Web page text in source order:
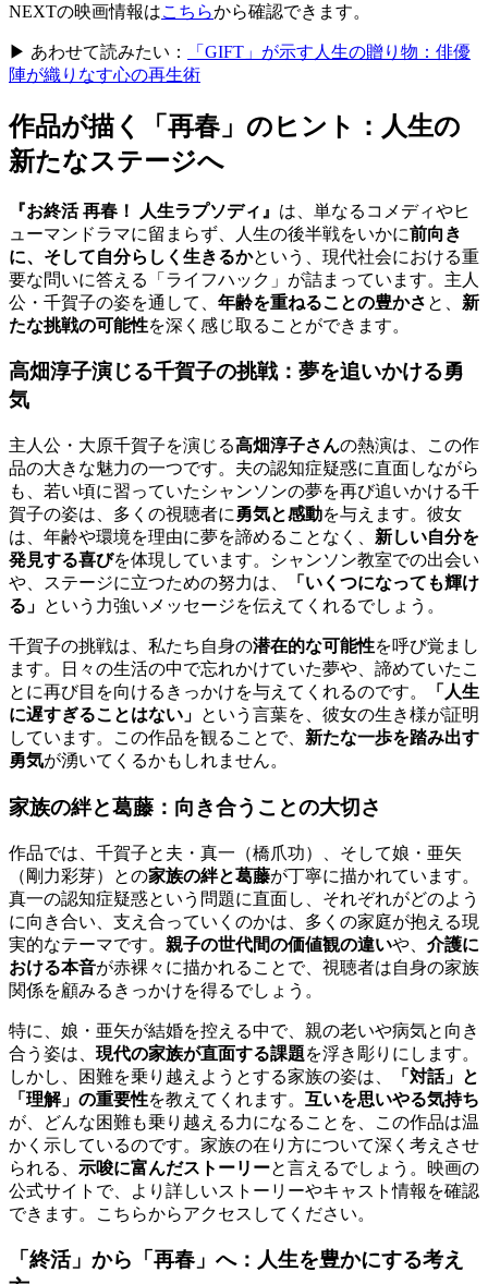
NEXTの映画情報はこちらから確認できます。
▶ あわせて読みたい：
「GIFT」が示す人生の贈り物：俳優
陣が織りなす心の再生術
作品が描く「再春」のヒント：人生の
新たなステージへ
『お終活 再春！ 人生ラプソディ』 は、単なるコメディやヒ
ューマンドラマに留まらず、人生の後半戦をいかに前向き
に、そして自分らしく生きるかという、現代社会における重
要な問いに答える「ライフハック」が詰まっています。主人
公・千賀子の姿を通して、 年齢を重ねることの豊かさ と、 新
たな挑戦の可能性を深く感じ取ることができます。
高畑淳子演じる千賀子の挑戦：夢を追いかける勇
気
主人公・大原千賀子を演じる高畑淳子さんの熱演は、この作
品の大きな魅力の一つです。夫の認知症疑惑に直面しながら
も、若い頃に習っていたシャンソンの夢を再び追いかける千
賀子の姿は、多くの視聴者に 勇気と感動を与えます。彼女
は、年齢や環境を理由に夢を諦めることなく、 新しい自分を
発見する喜びを体現しています。シャンソン教室での出会い
や、ステージに立つための努力は、
「いくつになっても輝け
る」 という力強いメッセージを伝えてくれるでしょう。
千賀子の挑戦は、私たち自身の潜在的な可能性を呼び覚まし
ます。日々の生活の中で忘れかけていた夢や、諦めていたこ
とに再び目を向けるきっかけを与えてくれるのです。
「人生
に遅すぎることはない」 という言葉を、彼女の生き様が証明
しています。この作品を観ることで、 新たな一歩を踏み出す
勇気が湧いてくるかもしれません。
家族の絆と葛藤：向き合うことの大切さ
作品では、千賀子と夫・真一（橋爪功）、そして娘・亜矢
（剛力彩芽）との家族の絆と葛藤が丁寧に描かれています。
真一の認知症疑惑という問題に直面し、それぞれがどのよう
に向き合い、支え合っていくのかは、多くの家庭が抱える現
実的なテーマです。 親子の世代間の価値観の違いや、 介護に
おける本音が赤裸々に描かれることで、視聴者は自身の家族
関係を顧みるきっかけを得るでしょう。
特に、娘・亜矢が結婚を控える中で、親の老いや病気と向き
合う姿は、 現代の家族が直面する課題を浮き彫りにします。
しかし、困難を乗り越えようとする家族の姿は、
「対話」と
「理解」の重要性を教えてくれます。 互いを思いやる気持ち
が、どんな困難も乗り越える力になることを、この作品は温
かく示しているのです。家族の在り方について深く考えさせ
られる、 示唆に富んだストーリーと言えるでしょう。映画の
公式サイトで、より詳しいストーリーやキャスト情報を確認
できます。こちらからアクセスしてください。
「終活」から「再春」へ：人生を豊かにする考え